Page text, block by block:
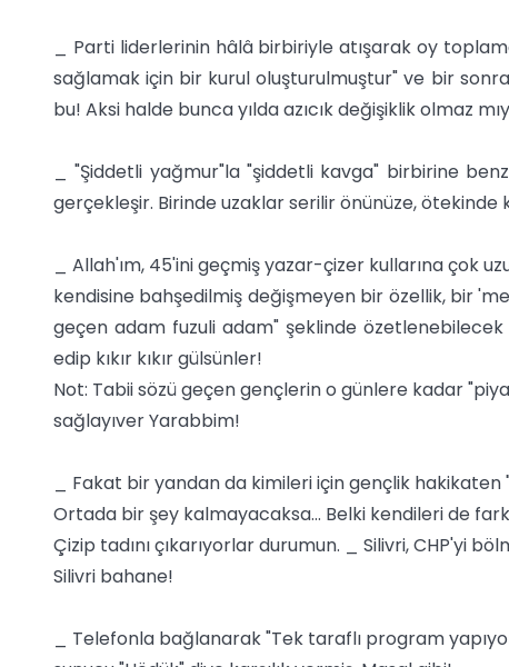
_ Parti liderlerinin hâlâ birbiriyle atışarak oy
sağlamak için bir kurul oluşturulmuştur" ve bir
bu! Aksi halde bunca yılda azıcık değişiklik olmaz
_ "Şiddetli yağmur"la "şiddetli kavga" birbirine
gerçekleşir. Birinde uzaklar serilir önünüze, ötekinde
_ Allah'ım, 45'ini geçmiş yazar-çizer kullarına çok
kendisine bahşedilmiş değişmeyen bir özellik, bir
geçen adam fuzuli adam" şeklinde özetlenebilecek
edip kıkır kıkır gülsünler!
Not: Tabii sözü geçen gençlerin o günlere kadar
sağlayıver Yarabbim!
_ Fakat bir yandan da kimileri için gençlik
Ortada bir şey kalmayacaksa... Belki kendileri de
Çizip tadını çıkarıyorlar durumun. _ Silivri, CHP'yi
Silivri bahane!
_ Telefonla bağlanarak "Tek taraflı program